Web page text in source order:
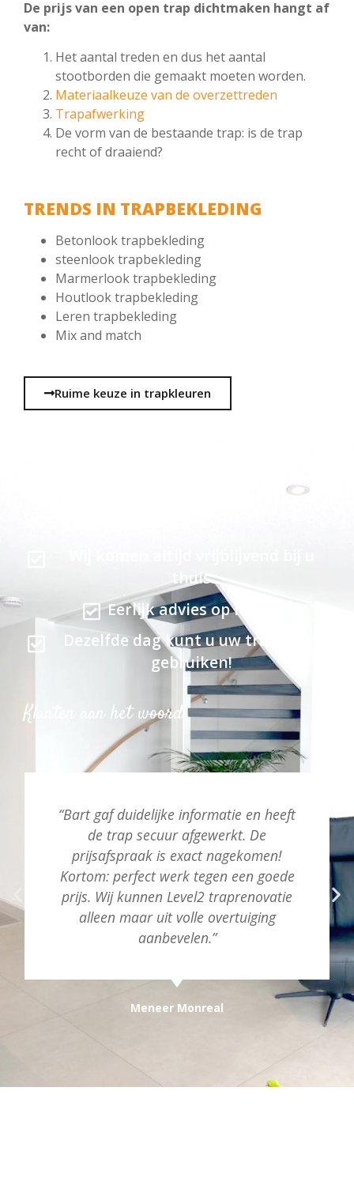
De prijs van een open trap dichtmaken hangt af
van:
Het aantal treden en dus het aantal
stootborden die gemaakt moeten worden.
Materiaalkeuze van de overzettreden
Trapafwerking
De vorm van de bestaande trap: is de trap
recht of draaiend?
TRENDS IN TRAPBEKLEDING
Betonlook trapbekleding
steenlook trapbekleding
Marmerlook trapbekleding
Houtlook trapbekleding
Leren trapbekleding
Mix and match
Ruime keuze in trapkleuren
thuis
Eerlijk advies op maat
Dezelfde dag kunt u uw trap weer
gebruiken!
Klanten aan het woord
“Bart gaf duidelijke informatie en heeft
de trap secuur afgewerkt. De
prijsafspraak is exact nagekomen!
Kortom: perfect werk tegen een goede
prijs. Wij kunnen Level2 traprenovatie
alleen maar uit volle overtuiging
aanbevelen.”
Meneer Monreal